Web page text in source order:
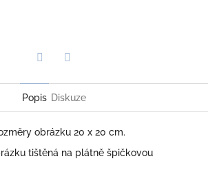
Popis Diskuze
obrázku 20 x 20 cm.
tištěná na plátně špičkovou